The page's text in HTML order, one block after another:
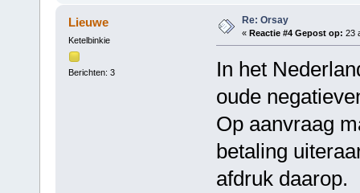
Lieuwe
Ketelbinkie
Berichten: 3
Re: Orsay
« Reactie #4 Gepost op: 23
In het
oude
Op aanvraag
betaling
afdruk daarop.